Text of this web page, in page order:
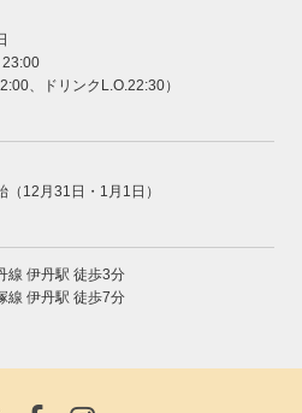
23:00
、ドリンクL.O.22:30）
（12月31日・1月1日）
線 伊丹駅 徒歩3分
線 伊丹駅 徒歩7分